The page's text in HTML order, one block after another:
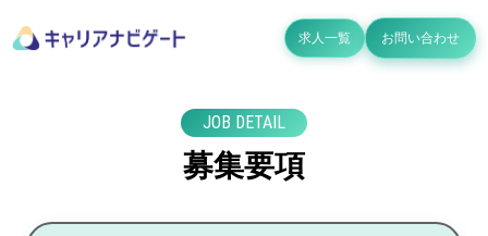
求人一覧 お問い合わせ
JOB DETAIL
募集要項